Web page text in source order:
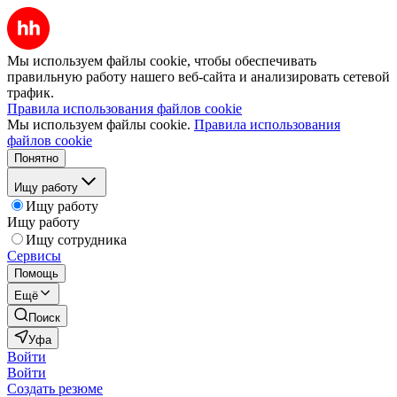
Мы используем файлы cookie, чтобы обеспечивать
правильную работу нашего веб-сайта и анализировать сетевой
трафик.
Правила использования файлов cookie
Мы используем файлы cookie. Правила использования
файлов cookie
Понятно
Ищу работу
Ищу работу
Ищу работу
Ищу сотрудника
Сервисы
Помощь
Ещё
Поиск
Уфа
Войти
Войти
Создать резюме